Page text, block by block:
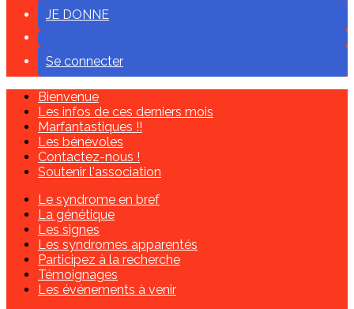
JE DONNE
Se connecter
Bienvenue
Les infos de ces derniers mois
Marfantastiques !!
Les bénévoles
Contactez-nous !
Soutenir l'association
Le syndrome en bref
La génétique
Les signes
Les syndromes apparentés
Participez à la recherche
Témoignages
Les événements à venir